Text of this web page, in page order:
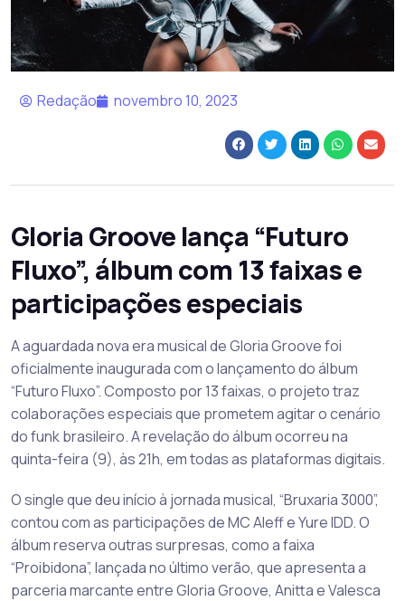
Redação novembro 10, 2023
Gloria Groove lança “Futuro
Fluxo”, álbum com 13 faixas e
participações especiais
A aguardada nova era musical de Gloria Groove foi
oficialmente inaugurada com o lançamento do álbum
“Futuro Fluxo”. Composto por 13 faixas, o projeto traz
colaborações especiais que prometem agitar o cenário
do funk brasileiro. A revelação do álbum ocorreu na
quinta-feira (9), às 21h, em todas as plataformas digitais.
O single que deu início à jornada musical, “Bruxaria 3000”,
contou com as participações de MC Aleff e Yure IDD. O
álbum reserva outras surpresas, como a faixa
“Proibidona”, lançada no último verão, que apresenta a
parceria marcante entre Gloria Groove, Anitta e Valesca